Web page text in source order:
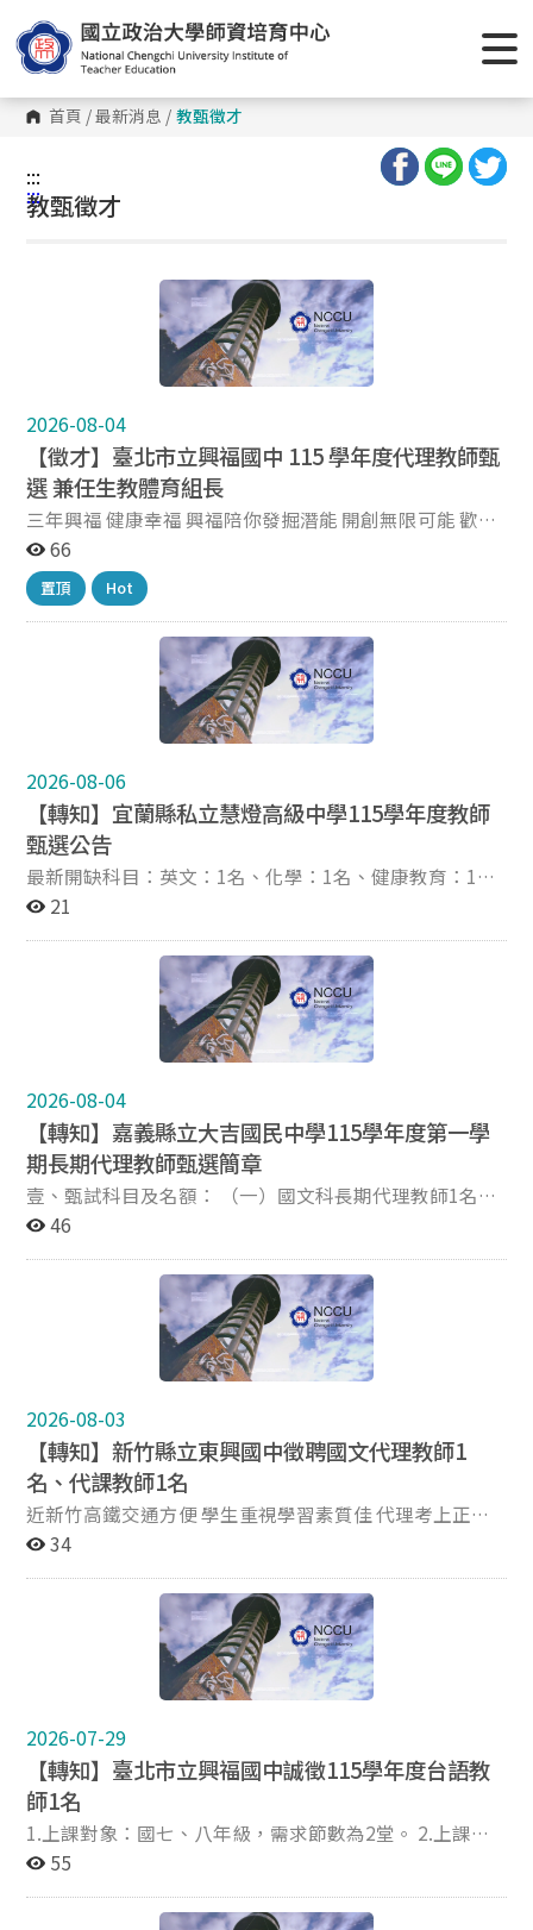
首頁 /最新消息 / 教甄徵才
:::
:::
教甄徵才
2026-08-04
【徵才】臺北市立興福國中 115 學年度代理教師甄
選 兼任生教體育組長
三年興福 健康幸福 興福陪你發掘潛能 開創無限可能 歡迎
熱血教師加入我們的團隊 招考名額 正取 1 名 職缺說明 代
理教師 需兼任生教體育組長 甄選科目 全科均可報名 代理
期間 115 年 8 月 以正式起聘日為主 至 116 年 7 月 31 日 報
名資格 目前為 3 招後 大學畢業均可報名 學校位置與交通
學校地址 臺北市文山區福興路 80 號 捷運 近辛亥捷運站
步行約 10 至 15 分鐘 公車 搭乘公車至興隆國小下車 步行
https://reurl.cc/nx1W4v 諮詢電話 02 2932 2024 分機
66
置頂 Hot
2026-08-06
【轉知】宜蘭縣私立慧燈高級中學115學年度教師
甄選公告
最新開缺科目：英文：1名、化學：1名、健康教育：1名
學校網址 ：https://web.hdsh.ilc.edu.tw/app/home.php
1000-2988,r12.php 報名網址：
https://forms.gle/yjMB7rNXdb8jdCrP7 公告起迄日期：
2026-08-06~2026-08-31 備註：一律採網路報名，簡章
及簡歷表，請自行至本校網頁下載使用。
21
2026-08-04
【轉知】嘉義縣立大吉國民中學115學年度第一學
期長期代理教師甄選簡章
壹、甄試科目及名額： （一）國文科長期代理教師1名
（懸缺）。 （二）特殊教育科長期代理教師1名（懸
（四）健康與體育領域長期代理教師1名（懸缺）。
（五）生活科技科長期代理教師1名（懸缺）。 （六）自
然科長期代理教師1名（侍親留停缺）。 （七）留職停薪
部分最長聘期為起聘日至116年7月31日止，留職停薪教
師若代理原因消失返校復職時，本缺之代理教師應即停止
辦理，第1次招考錄取人數額滿不再辦理第2次及第3次招
考，第3次招考錄取人數額滿不再辦理第4次及第5次招
考，惟是否額滿，請自行參看嘉義縣教育資訊網站及本校
網站上之公告。 (一)第1次招考報名時間：115年08月10
日（星期一）上午9:30~10:00。 (二)第2次招考報名時
第3次招考報名時間：115年08月10日（星期一）下午
10:30~11:00。 (四)第4次招考報名時間：115年08月11
日（星期二）上午10:00~11:30。 (五)第5次招考報名時
間：115年08月12日（星期三）上午10:00~11:30。 參、
甄試日期及時間： (一)第1次招考甄試時間：115年08月
時間：115年08月10日（星期一）下午15時00分起。
(三)第3次招考甄試時間：115年08月10日（星期一）下
午16時00分起。 (四)第4次招考甄試時間：115年08月
11日（星期二）下午14時00分起。 (五)第5次招考甄試
時間：115年08月12日（星期三）下午14時00分起。
肆、其餘事項請詳閱簡章。
46
2026-08-03
【轉知】新竹縣立東興國中徵聘國文代理教師1
名、代課教師1名
近新竹高鐵交通方便 學生重視學習素質佳 代理考上正式
釋出缺額 甄選科別：實缺國文代理1、代課1（約12節）
人事主任＃160教務主任 歡迎加入東興國中團隊
34
2026-07-29
【轉知】臺北市立興福國中誠徵115學年度台語教
師1名
1.上課對象：國七、八年級，需求節數為2堂。 2.上課時
間：每週四 上午第3-4節（10:20-12:00） 3.學校位在文山
車至興隆國小下車，步行5分鐘。 4.有中高級認證佳，亦
55